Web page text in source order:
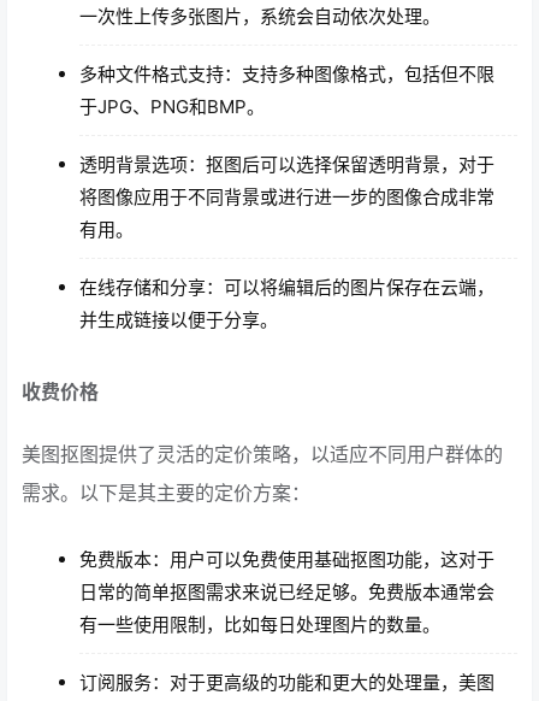
一次性上传多张图片，系统会自动依次处理。
多种文件格式支持：支持多种图像格式，包括但不限
于JPG、PNG和BMP。
透明背景选项：抠图后可以选择保留透明背景，对于
将图像应用于不同背景或进行进一步的图像合成非常
有用。
在线存储和分享：可以将编辑后的图片保存在云端，
并生成链接以便于分享。
收费价格
美图抠图提供了灵活的定价策略，以适应不同用户群体的
需求。以下是其主要的定价方案：
免费版本：用户可以免费使用基础抠图功能，这对于
日常的简单抠图需求来说已经足够。免费版本通常会
有一些使用限制，比如每日处理图片的数量。
订阅服务：对于更高级的功能和更大的处理量，美图